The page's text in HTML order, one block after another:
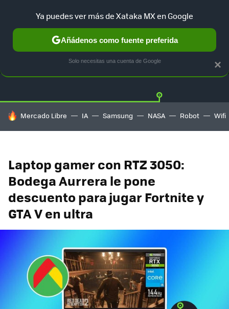
GUÍA DE COMPRAS MERCADO LIBRE
HOY SE HABLA DE
Mercado Libre IA Samsung NASA Robot Wifi
Laptop gamer con RTZ 3050:
Bodega Aurrera le pone
descuento para jugar Fortnite y
GTA V en ultra
×
Ya puedes ver más de Xataka MX en Google
Añádenos como fuente preferida
Solo necesitas una cuenta de Google